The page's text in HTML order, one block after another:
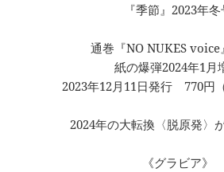
『季節』2023年
通巻『NO NUKES voice
紙の爆弾2024年1月
2023年12月11日発行 770円（
2024年の大転換〈脱原発〉
《グラビア》